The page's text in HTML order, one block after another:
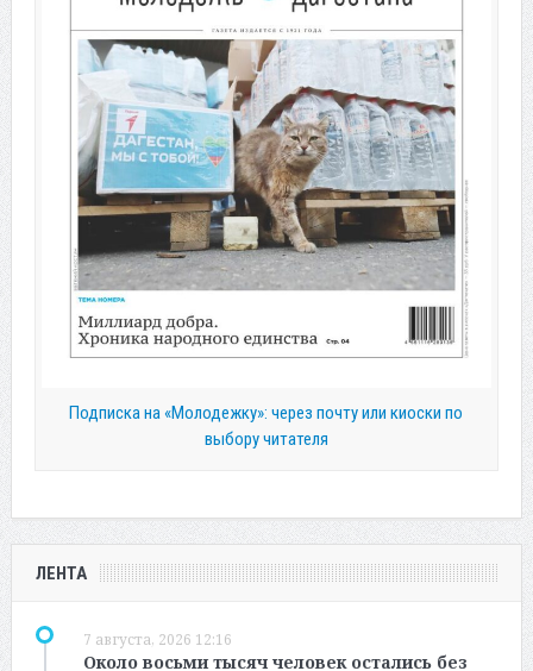
Подписка на «Молодежку»: через почту или киоски по
выбору читателя
ЛЕНТА
7 августа, 2026 12:16
Около восьми тысяч человек остались без